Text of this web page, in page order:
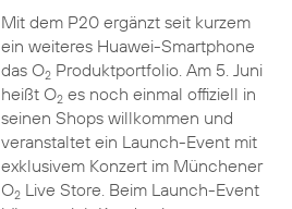
Mit dem P20 ergänzt seit kurzem
ein weiteres Huawei-Smartphone
das O2Produktportfolio. Am 5. Juni
heißt O2es noch einmal offiziell in
seinen Shops willkommen und
veranstaltet ein Launch-Event mit
exklusivem Konzert im Münchener
O2Live Store. Beim Launch-Event